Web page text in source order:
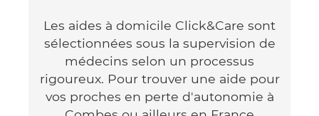
Les aides à domicile Click&Care sont
sélectionnées sous la supervision de
médecins selon un processus
rigoureux. Pour trouver une aide pour
vos proches en perte d'autonomie à